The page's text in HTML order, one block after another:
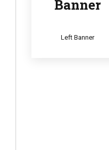
Banner
Left Banner